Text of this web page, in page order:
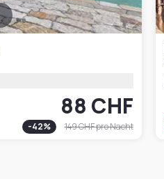
88 CHF
-42% 149 CHFpro Nacht